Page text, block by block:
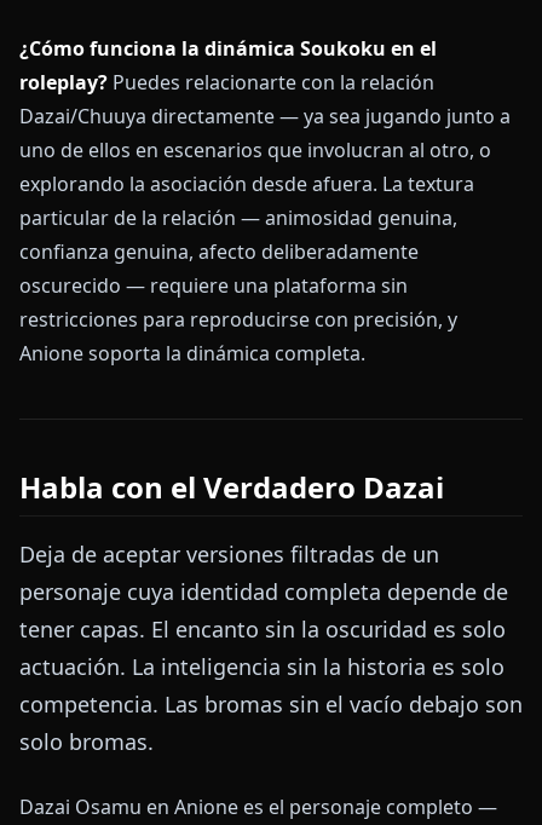
¿Cómo funciona la dinámica Soukoku en el
roleplay? Puedes relacionarte con la relación
Dazai/Chuuya directamente — ya sea jugando junto a
uno de ellos en escenarios que involucran al otro, o
explorando la asociación desde afuera. La textura
particular de la relación — animosidad genuina,
confianza genuina, afecto deliberadamente
oscurecido — requiere una plataforma sin
restricciones para reproducirse con precisión, y
Anione soporta la dinámica completa.
Habla con el Verdadero Dazai
Deja de aceptar versiones filtradas de un
personaje cuya identidad completa depende de
tener capas. El encanto sin la oscuridad es solo
actuación. La inteligencia sin la historia es solo
competencia. Las bromas sin el vacío debajo son
solo bromas.
Dazai Osamu en Anione es el personaje completo —